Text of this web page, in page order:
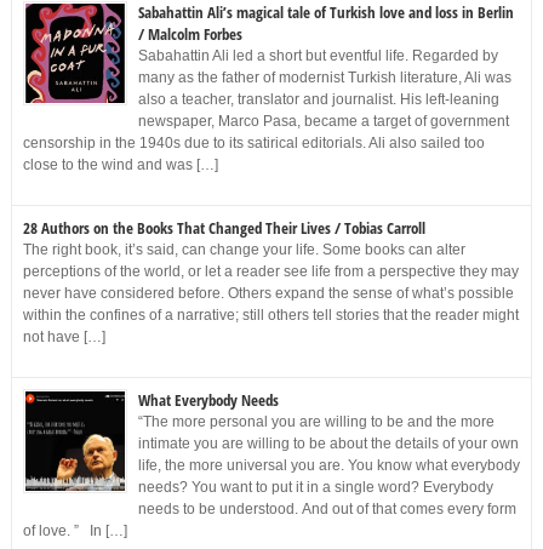
Sabahattin Ali’s magical tale of Turkish love and loss in Berlin
/ Malcolm Forbes
Sabahattin Ali led a short but eventful life. Regarded by
many as the father of modernist Turkish literature, Ali was
also a teacher, translator and journalist. His left-leaning
newspaper, Marco Pasa, became a target of government
censorship in the 1940s due to its satirical editorials. Ali also sailed too
close to the wind and was […]
28 Authors on the Books That Changed Their Lives / Tobias Carroll
The right book, it’s said, can change your life. Some books can alter
perceptions of the world, or let a reader see life from a perspective they may
never have considered before. Others expand the sense of what’s possible
within the confines of a narrative; still others tell stories that the reader might
not have […]
What Everybody Needs
“The more personal you are willing to be and the more
intimate you are willing to be about the details of your own
life, the more universal you are. You know what everybody
needs? You want to put it in a single word? Everybody
needs to be understood. And out of that comes every form
of love. ” In […]